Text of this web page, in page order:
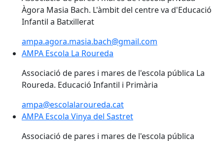
Àgora Masia Bach. L'àmbit del centre va d'Educació
Infantil a Batxillerat
ampa.agora.masia.bach@gmail.com
AMPA Escola La Roureda
AMPA Escola La Roureda
Associació de pares i mares de l'escola pública La
Roureda. Educació Infantil i Primària
ampa@escolalaroureda.cat
AMPA Escola Vinya del Sastret
Associació de pares i mares de l'escola pública